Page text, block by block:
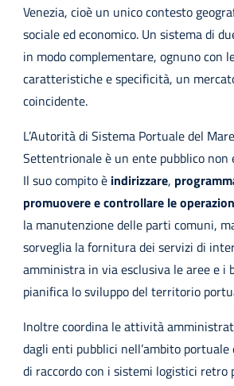
Venezia, cioè un unico contesto
sociale ed economico. Un sistema di
in modo complementare, ognuno con
caratteristiche e specificità, un
coincidente.
L’Autorità di Sistema Portuale del
Settentrionale è un ente pubblico non
Il suo compito èindirizzare,
promuovere e controllare le
la manutenzione delle parti comuni,
sorveglia la fornitura dei servizi di
amministra in via esclusiva le aree e i
pianifica lo sviluppo del territorio
Inoltre coordina le attività
dagli enti pubblici nell’ambito
di raccordo con i sistemi logistici retro